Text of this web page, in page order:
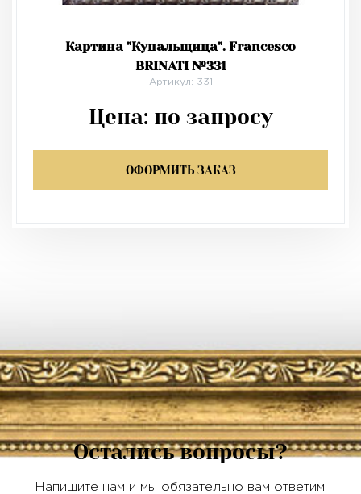
Картина "Купальщица". Francesco
BRINATI №331
Артикул: 331
Цена: по запросу
ОФОРМИТЬ ЗАКАЗ
Остались вопросы?
Напишите нам и мы обязательно вам ответим!